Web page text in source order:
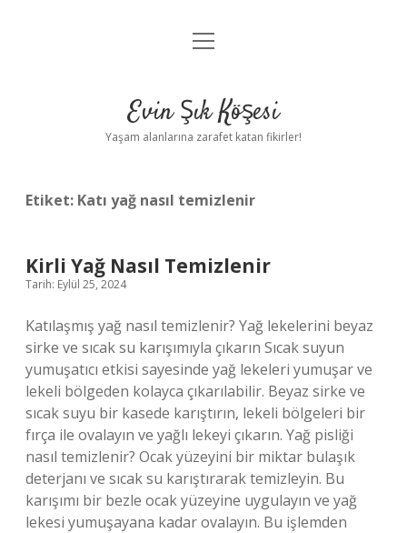
Anasayfa
Yasal Uyarı
menüyü
Evin Şık Köşesi
Yaşam alanlarına zarafet katan fikirler!
Etiket: Katı yağ nasıl temizlenir
Kirli Yağ Nasıl Temizlenir
Tarih: Eylül 25, 2024
Katılaşmış yağ nasıl temizlenir? Yağ lekelerini beyaz
sirke ve sıcak su karışımıyla çıkarın Sıcak suyun
yumuşatıcı etkisi sayesinde yağ lekeleri yumuşar ve
lekeli bölgeden kolayca çıkarılabilir. Beyaz sirke ve
sıcak suyu bir kasede karıştırın, lekeli bölgeleri bir
fırça ile ovalayın ve yağlı lekeyi çıkarın. Yağ pisliği
nasıl temizlenir? Ocak yüzeyini bir miktar bulaşık
deterjanı ve sıcak su karıştırarak temizleyin. Bu
karışımı bir bezle ocak yüzeyine uygulayın ve yağ
lekesi yumuşayana kadar ovalayın. Bu işlemden